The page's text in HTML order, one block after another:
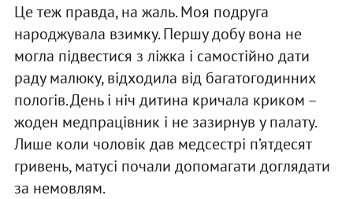
Це теж правда, на жаль. Моя подруга
народжувала взимку. Першу добу вона не
могла підвестися з ліжка і самостійно дати
раду малюку, відходила від багатогодинних
пологів. День і ніч дитина кричала криком –
жоден медпрацівник і не зазирнув у палату.
Лише коли чоловік дав медсестрі п’ятдесят
гривень, матусі почали допомагати доглядати
за немовлям.